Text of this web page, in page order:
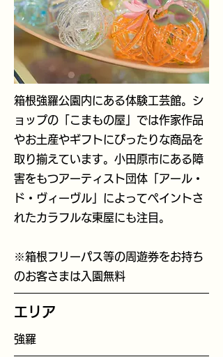
箱根強羅公園内にある体験工芸館。シ
ョップの「こまもの屋」では作家作品
やお土産やギフトにぴったりな商品を
取り揃えています。小田原市にある障
害をもつアーティスト団体「アール・
ド・ヴィーヴル」によってペイントさ
れたカラフルな東屋にも注目。
※箱根フリーパス等の周遊券をお持ち
のお客さまは入園無料
エリア
強羅